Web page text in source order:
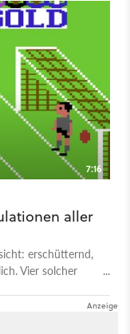
7:16
aller
erschütternd,
Vier solcher
Simulationen aller